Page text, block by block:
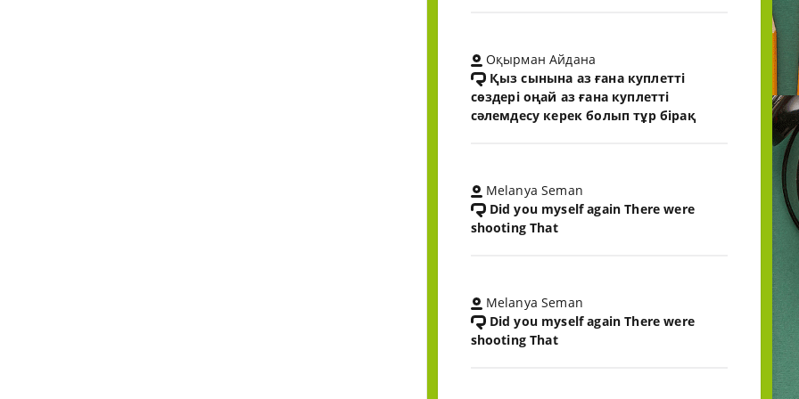
Оқырман Айдана
Қыз сынына аз ғана куплетті
сөздері оңай аз ғана куплетті
сәлемдесу керек болып тұр бірақ
Melanya Seman
Did you myself again There were
shooting That
Melanya Seman
Did you myself again There were
shooting That